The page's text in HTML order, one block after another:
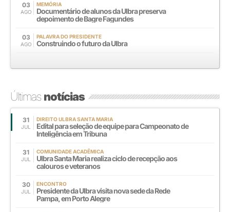
03
AGO
MEMÓRIA
Documentário de alunos da Ulbra preserva
depoimento de Bagre Fagundes
03
AGO
PALAVRA DO PRESIDENTE
Construindo o futuro da Ulbra
Últimasnotícias
31
JUL
DIREITO ULBRA SANTA MARIA
Edital para seleção de equipe para Campeonato de
Inteligência em Tribuna
31
JUL
COMUNIDADE ACADÊMICA
Ulbra Santa Maria realiza ciclo de recepção aos
calouros e veteranos
30
JUL
ENCONTRO
Presidente da Ulbra visita nova sede da Rede
Pampa, em Porto Alegre